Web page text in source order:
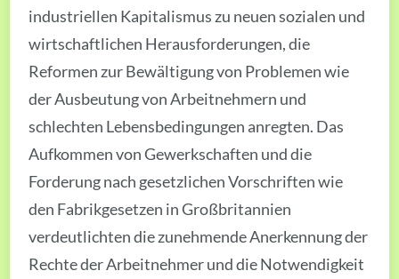
industriellen Kapitalismus zu neuen sozialen und
wirtschaftlichen Herausforderungen, die
Reformen zur Bewältigung von Problemen wie
der Ausbeutung von Arbeitnehmern und
schlechten Lebensbedingungen anregten. Das
Aufkommen von Gewerkschaften und die
Forderung nach gesetzlichen Vorschriften wie
den Fabrikgesetzen in Großbritannien
verdeutlichten die zunehmende Anerkennung der
Rechte der Arbeitnehmer und die Notwendigkeit